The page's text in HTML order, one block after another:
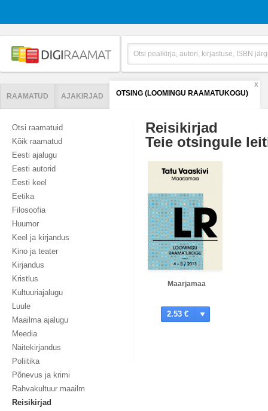
RAAMATUD AJAKIRJAD OTSING (LOOMINGU RAAMATUKOGU)
X
Otsi raamatuid
Kõik raamatud
Eesti ajalugu
Eesti autorid
Eesti keel
Eetika
Filosoofia
Huumor
Keel ja kirjandus
Kino ja teater
Kirjandus
Kristlus
Kultuuriajalugu
Luule
Maailma ajalugu
Meedia
Näitekirjandus
Poliitika
Põnevus ja krimi
Rahvakultuur maailm
Reisikirjad
Reisikirjad
Teie otsingule
Maarjamaa
2.53 €